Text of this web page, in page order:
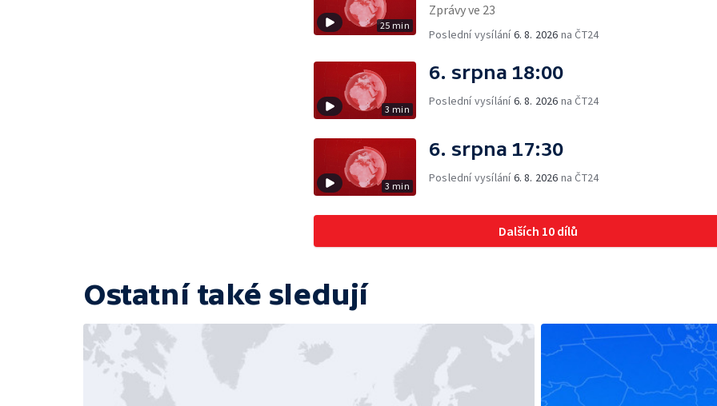
25 min
Zprávy ve 23
Poslední vysílání6. 8. 2026 na ČT24
3 min
6. srpna 18:00
Poslední vysílání6. 8. 2026 na ČT24
3 min
6. srpna 17:30
Poslední vysílání6. 8. 2026 na ČT24
Dalších 10 dílů
Ostatní také sledují